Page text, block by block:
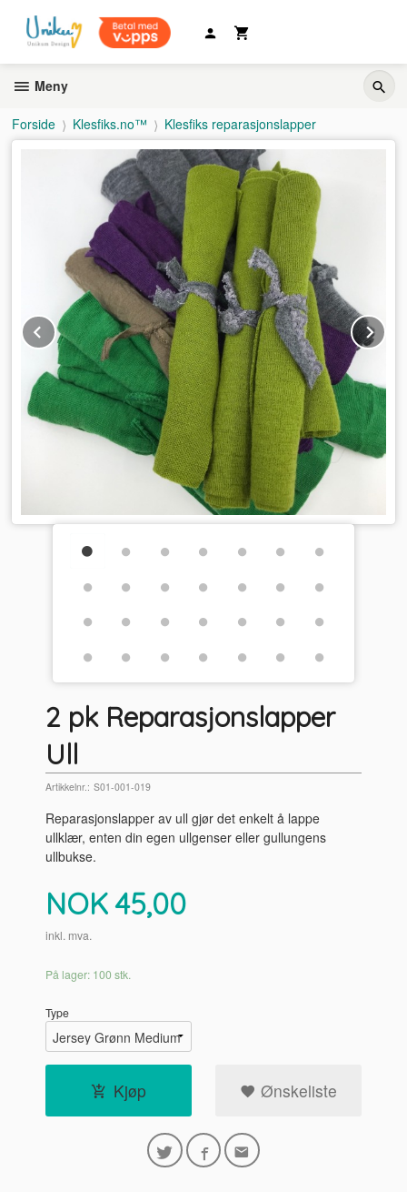
innholdet
Meny
Forside Klesfiks.no™ Klesfiks reparasjonslapper
Prev
2 pk Reparasjonslapper
Ull
Artikkelnr.: S01-001-019
Reparasjonslapper av ull gjør det enkelt å lappe
ullklær, enten din egen ullgenser eller gullungens
ullbukse.
Pris
NOK45,00
inkl. mva.
På lager: 100 stk.
Type
Kjøp Ønskeliste